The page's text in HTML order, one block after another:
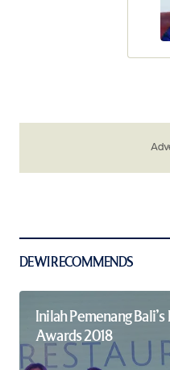
DEWI RECOMMENDS
Inilah Pemenang Bali’s
Awards 2018